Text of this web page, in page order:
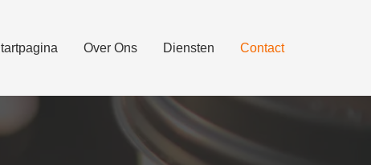
Over Ons Diensten Contact